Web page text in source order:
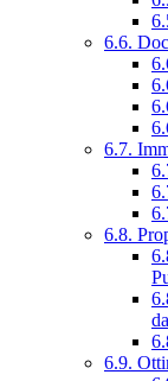
6.6.
6.7.
6.8.
6.9.